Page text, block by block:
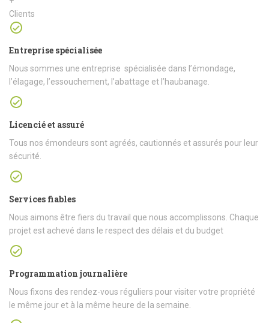
Clients
Entreprise spécialisée
Nous sommes une entreprise spécialisée dans l’émondage,
l’élagage, l’essouchement, l’abattage et l’haubanage.
Licencié et assuré
Tous nos émondeurs sont agréés, cautionnés et assurés pour leur
sécurité.
Services fiables
Nous aimons être fiers du travail que nous accomplissons. Chaque
projet est achevé dans le respect des délais et du budget
Programmation journalière
Nous fixons des rendez-vous réguliers pour visiter votre propriété
le même jour et à la même heure de la semaine.